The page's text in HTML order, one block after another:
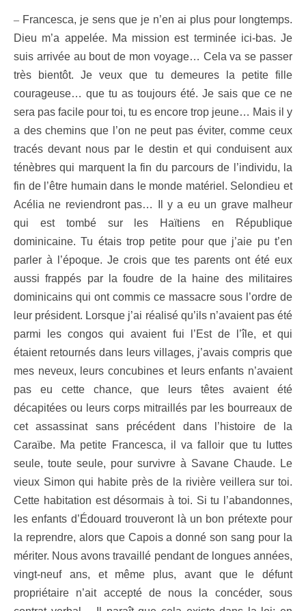
– Francesca, je sens que je n’en ai plus pour longtemps.
Dieu m’a appelée. Ma mission est terminée ici-bas. Je
suis arrivée au bout de mon voyage… Cela va se passer
très bientôt. Je veux que tu demeures la petite fille
courageuse… que tu as toujours été. Je sais que ce ne
sera pas facile pour toi, tu es encore trop jeune… Mais il y
a des chemins que l’on ne peut pas éviter, comme ceux
tracés devant nous par le destin et qui conduisent aux
ténèbres qui marquent la fin du parcours de l’individu, la
fin de l’être humain dans le monde matériel. Selondieu et
Acélia ne reviendront pas… Il y a eu un grave malheur
qui est tombé sur les Haïtiens en République
dominicaine. Tu étais trop petite pour que j’aie pu t’en
parler à l’époque. Je crois que tes parents ont été eux
aussi frappés par la foudre de la haine des militaires
dominicains qui ont commis ce massacre sous l’ordre de
leur président. Lorsque j’ai réalisé qu’ils n’avaient pas été
parmi les congos qui avaient fui l’Est de l’île, et qui
étaient retournés dans leurs villages, j’avais compris que
mes neveux, leurs concubines et leurs enfants n’avaient
pas eu cette chance, que leurs têtes avaient été
décapitées ou leurs corps mitraillés par les bourreaux de
cet assassinat sans précédent dans l’histoire de la
Caraïbe. Ma petite Francesca, il va falloir que tu luttes
seule, toute seule, pour survivre à Savane Chaude. Le
vieux Simon qui habite près de la rivière veillera sur toi.
Cette habitation est désormais à toi. Si tu l’abandonnes,
les enfants d’Édouard trouveront là un bon prétexte pour
la reprendre, alors que Capois a donné son sang pour la
mériter. Nous avons travaillé pendant de longues années,
vingt-neuf ans, et même plus, avant que le défunt
propriétaire n’ait accepté de nous la concéder, sous